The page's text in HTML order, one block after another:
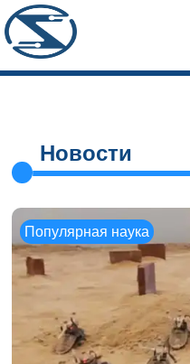
Новости
Популярная наука